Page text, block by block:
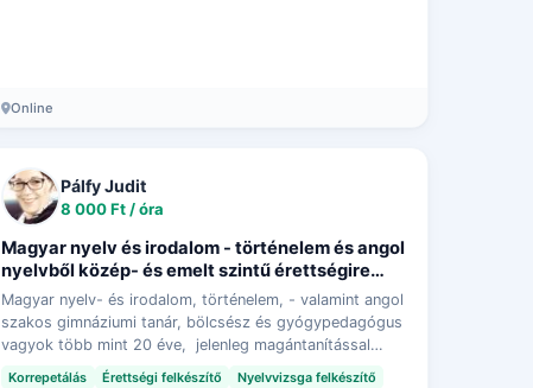
Online
Pálfy Judit
8 000 Ft / óra
Magyar nyelv és irodalom - történelem és angol
nyelvből közép- és emelt szintű érettségire
felkészítés, korrepetálás
Magyar nyelv- és irodalom, történelem, - valamint angol
szakos gimnáziumi tanár, bölcsész és gyógypedagógus
vagyok több mint 20 éve, jelenleg magántanítással
foglalkozom. Fejlesztőpedagógusként is s…
Korrepetálás Érettségi felkészítő
Nyelvvizsga felkészítő